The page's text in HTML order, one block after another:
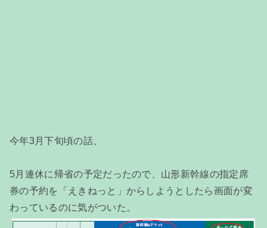
今年3月下旬頃の話、
5月連休に帰省の予定だったので、山形新幹線の指定席
券の予約を「えきねっと」からしようとしたら画面が変
わっているのに気がついた。